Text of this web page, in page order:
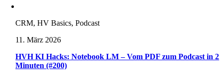
CRM, HV Basics, Podcast
11. März 2026
HVH KI Hacks: Notebook LM – Vom PDF zum Podcast in 2
Minuten (#200)